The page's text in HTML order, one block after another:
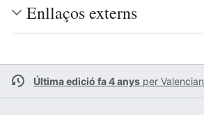
Enllaços externs
Última edició fa 4 anys per Valencian